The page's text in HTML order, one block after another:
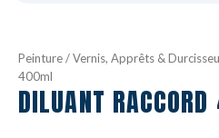
Peinture/Vernis, Apprêts &
400ml
DILUANT